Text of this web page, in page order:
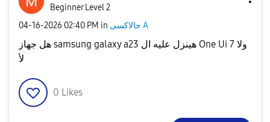
Beginner Level 2
‎04-16-2026 02:40 PM in جالاكسى A
هل جهاز samsung galaxy a23 هينزل عليه ال One Ui 7 ولا
لأ
0 Likes